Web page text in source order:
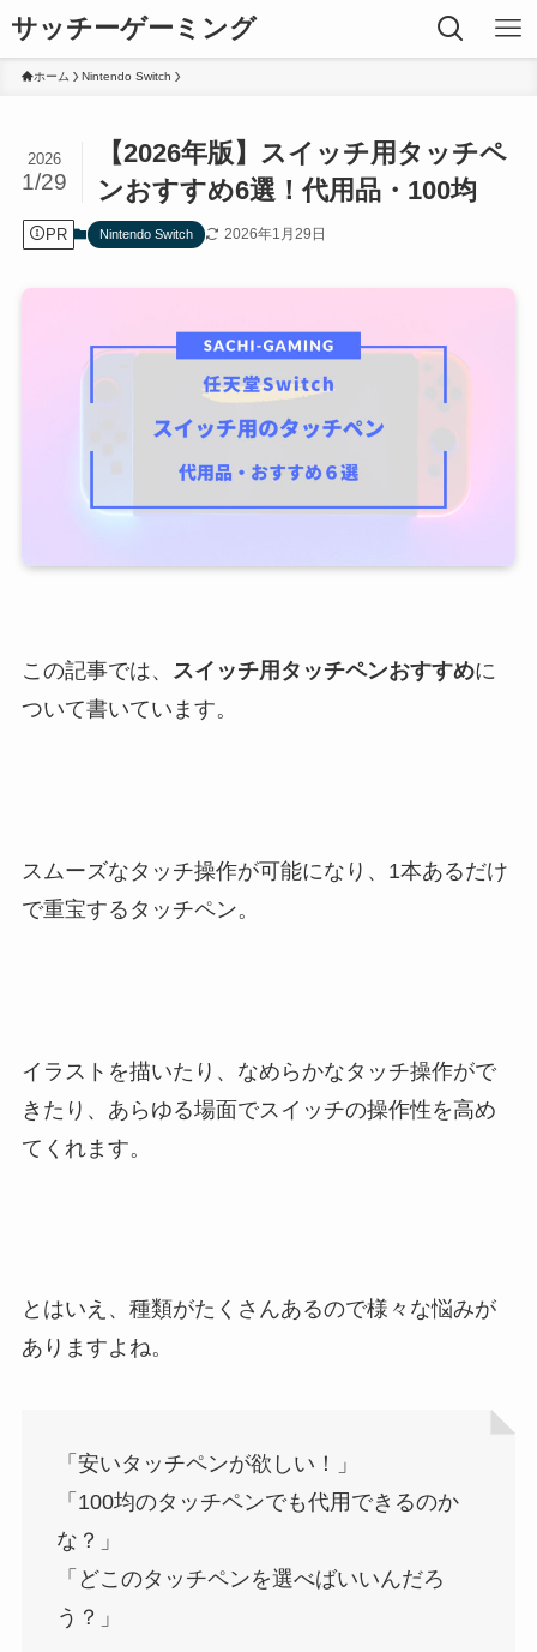
サッチーゲーミング
ホーム Nintendo Switch
【2026年版】スイッチ用タッチペ
ンおすすめ6選！代用品・100均
2026
1/29
PR Nintendo Switch 2026年1月29日
この記事では、 スイッチ用タッチペンおすすめに
ついて書いています。
スムーズなタッチ操作が可能になり、1本あるだけ
で重宝するタッチペン。
イラストを描いたり、なめらかなタッチ操作がで
きたり、あらゆる場面でスイッチの操作性を高め
てくれます。
とはいえ、種類がたくさんあるので様々な悩みが
ありますよね。
「安いタッチペンが欲しい！」
「100均のタッチペンでも代用できるのか
な？」
「どこのタッチペンを選べばいいんだろ
う？」